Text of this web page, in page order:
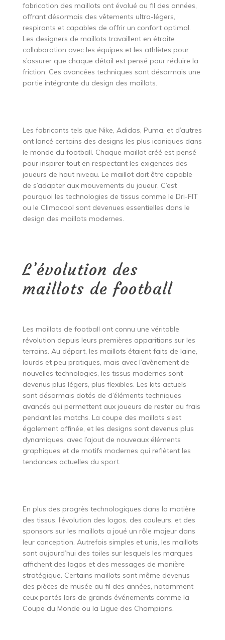
fabrication des maillots ont évolué au fil des années,
offrant désormais des vêtements ultra-légers,
respirants et capables de offrir un confort optimal.
Les designers de maillots travaillent en étroite
collaboration avec les équipes et les athlètes pour
s’assurer que chaque détail est pensé pour réduire la
friction. Ces avancées techniques sont désormais une
partie intégrante du design des maillots.
Les fabricants tels que Nike, Adidas, Puma, et d’autres
ont lancé certains des designs les plus iconiques dans
le monde du football. Chaque maillot créé est pensé
pour inspirer tout en respectant les exigences des
joueurs de haut niveau. Le maillot doit être capable
de s’adapter aux mouvements du joueur. C’est
pourquoi les technologies de tissus comme le Dri-FIT
ou le Climacool sont devenues essentielles dans le
design des maillots modernes.
L’évolution des
maillots de football
Les maillots de football ont connu une véritable
révolution depuis leurs premières apparitions sur les
terrains. Au départ, les maillots étaient faits de laine,
lourds et peu pratiques, mais avec l’avènement de
nouvelles technologies, les tissus modernes sont
devenus plus légers, plus flexibles. Les kits actuels
sont désormais dotés de d’éléments techniques
avancés qui permettent aux joueurs de rester au frais
pendant les matchs. La coupe des maillots s’est
également affinée, et les designs sont devenus plus
dynamiques, avec l’ajout de nouveaux éléments
graphiques et de motifs modernes qui reflètent les
tendances actuelles du sport.
En plus des progrès technologiques dans la matière
des tissus, l’évolution des logos, des couleurs, et des
sponsors sur les maillots a joué un rôle majeur dans
leur conception. Autrefois simples et unis, les maillots
sont aujourd’hui des toiles sur lesquels les marques
affichent des logos et des messages de manière
stratégique. Certains maillots sont même devenus
des pièces de musée au fil des années, notamment
ceux portés lors de grands événements comme la
Coupe du Monde ou la Ligue des Champions.